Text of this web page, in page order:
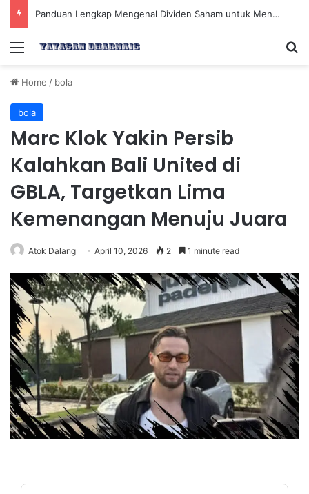
Mojtaba Khamenei Menegaskan Tindakan Balas Dendam atas Kematian Ali Khamenei
Menu
Home / bola
bola
Marc Klok Yakin Persib
Kalahkan Bali United di
GBLA, Targetkan Lima
Kemenangan Menuju Juara
Atok Dalang April 10, 2026 2 1 minute read